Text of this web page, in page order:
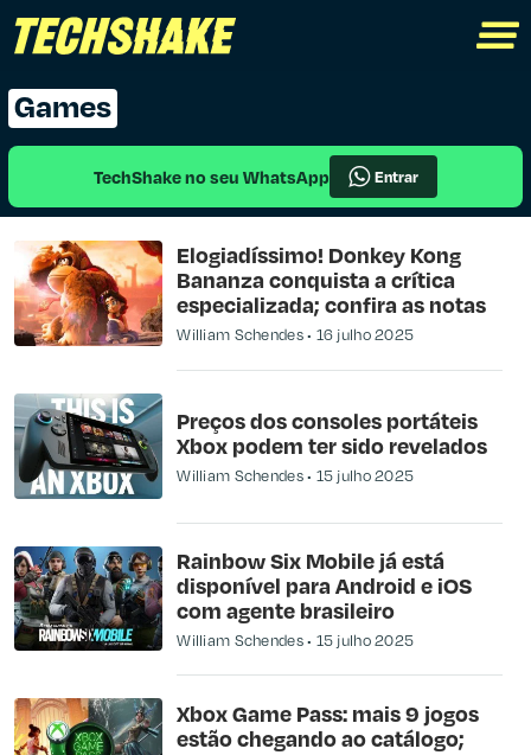
Games
TechShake no seu WhatsApp Entrar
Elogiadíssimo! Donkey Kong
Bananza conquista a crítica
especializada; confira as notas
William Schendes 16 julho 2025
Preços dos consoles portáteis
Xbox podem ter sido revelados
William Schendes 15 julho 2025
Rainbow Six Mobile já está
disponível para Android e iOS
com agente brasileiro
William Schendes 15 julho 2025
Xbox Game Pass: mais 9 jogos
estão chegando ao catálogo;